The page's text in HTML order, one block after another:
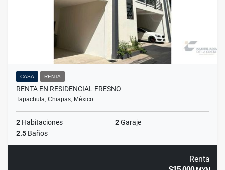
CASA RENTA
RENTA EN RESIDENCIAL FRESNO
Tapachula, Chiapas, México
2 Habitaciones 2Garaje
2.5 Baños
Renta